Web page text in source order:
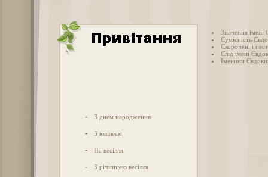
- З днем народження
- З ювілеєм
- На весілля
- З річницею весілля
Значення імені
Сумісність
Скорочені і
Слід імені
Іменини